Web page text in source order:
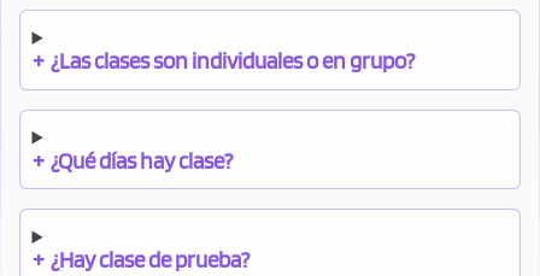
+ ¿Las clases son individuales o en grupo?
+ ¿Qué días hay clase?
+ ¿Hay clase de prueba?